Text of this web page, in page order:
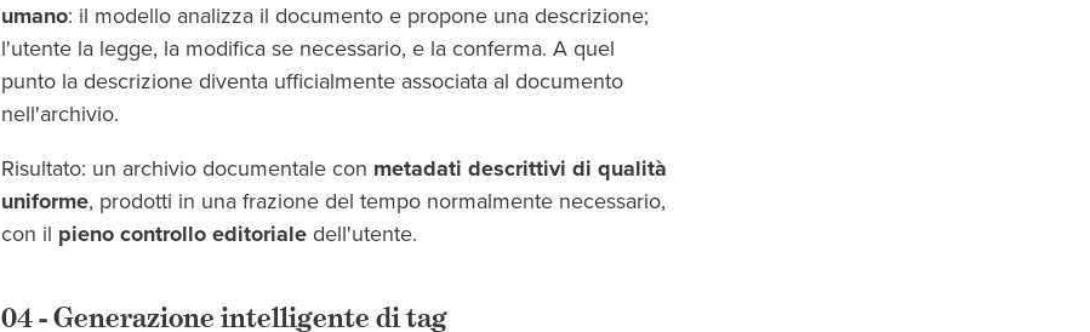
umano: il modello analizza il documento e propone una descrizione;
l'utente la legge, la modifica se necessario, e la conferma. A quel
punto la descrizione diventa ufficialmente associata al documento
nell'archivio.
Risultato: un archivio documentale con metadati descrittivi di qualità
uniforme, prodotti in una frazione del tempo normalmente necessario,
con il pieno controllo editoriale dell'utente.
04 - Generazione intelligente di tag